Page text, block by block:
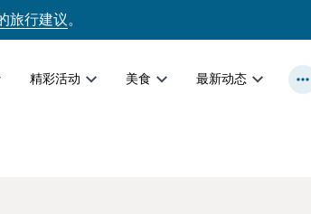
旅行建议。
精彩活动 美食 最新动态